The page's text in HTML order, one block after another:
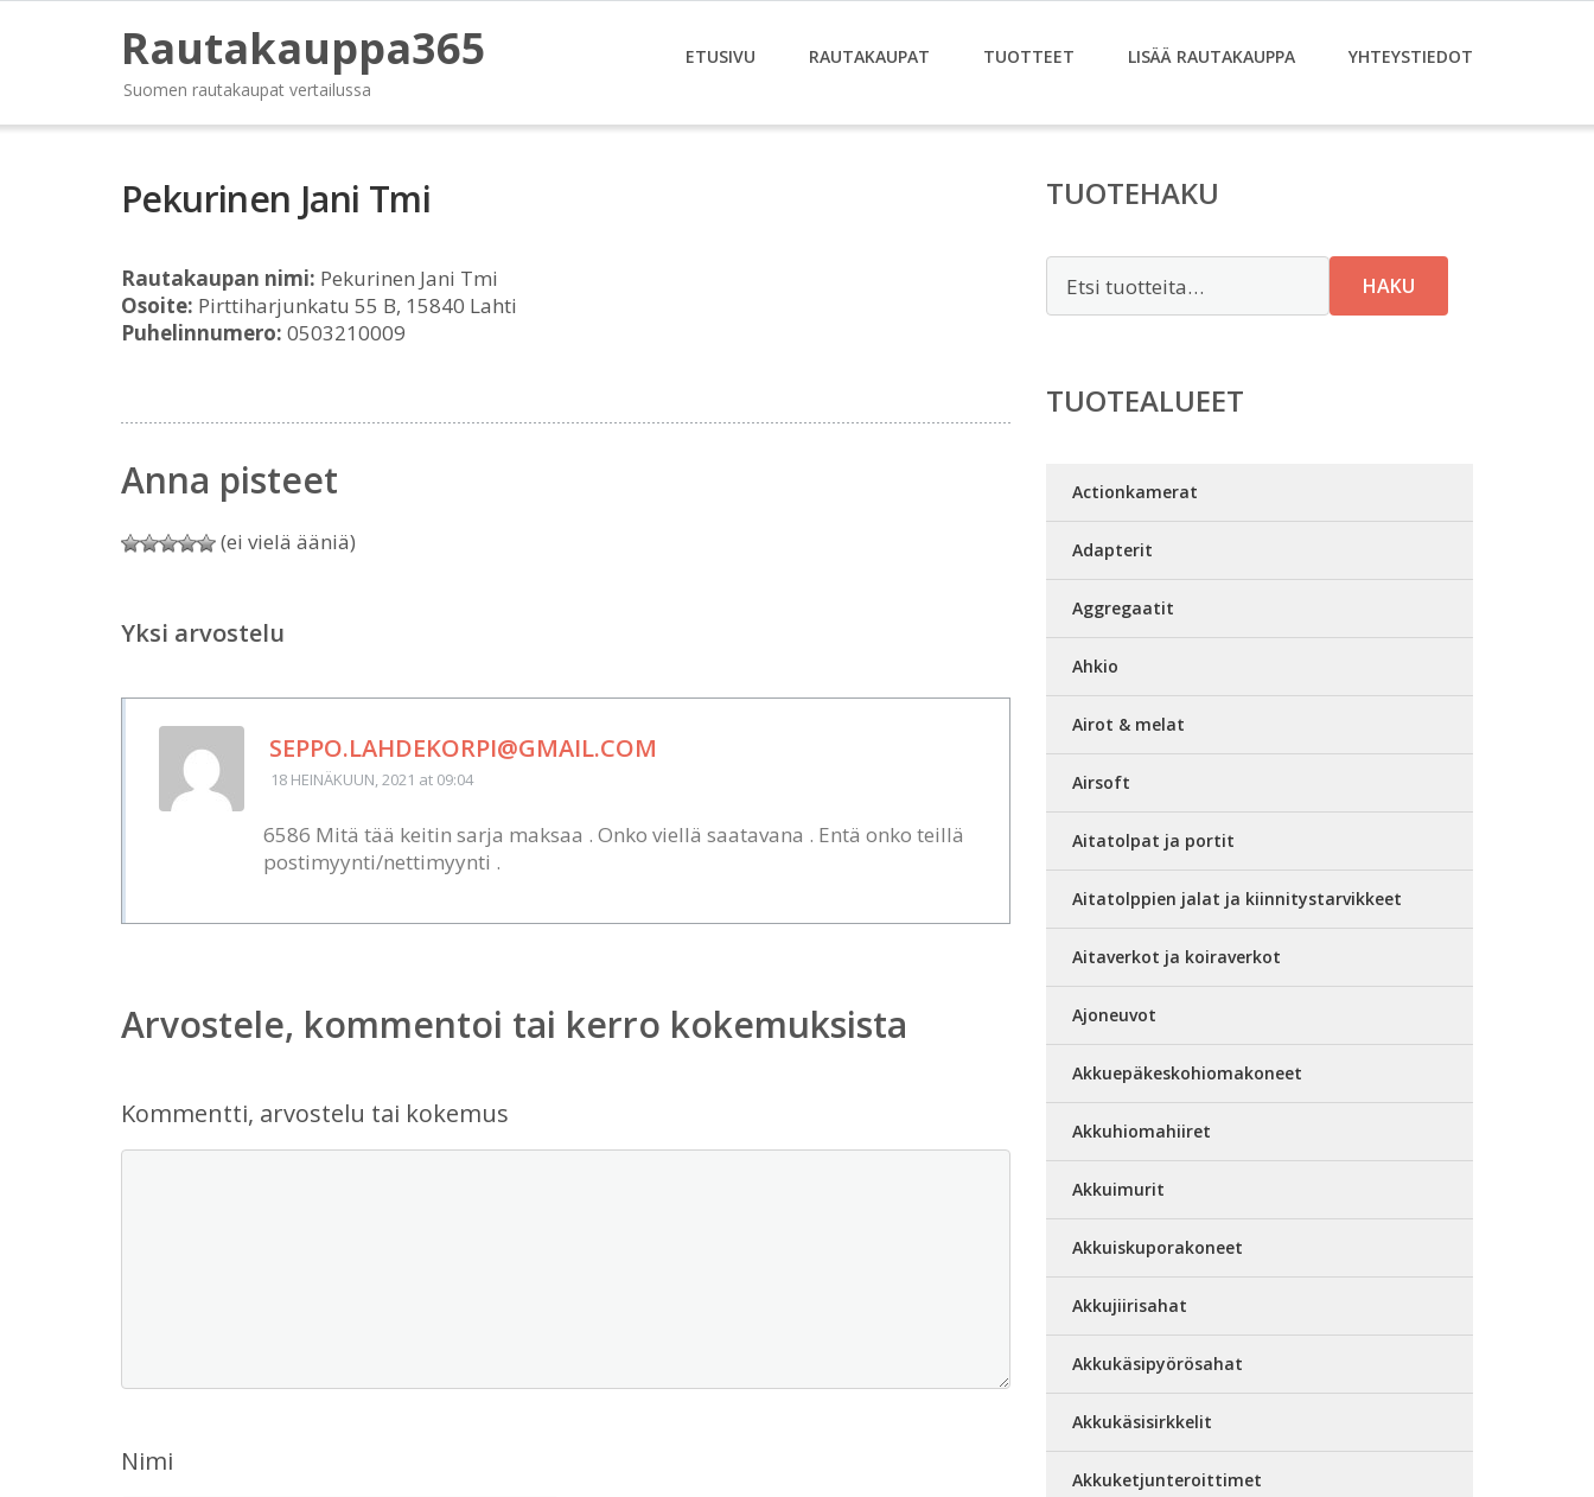
Rautakauppa365
Suomen rautakaupat vertailussa
ETUSIVU RAUTAKAUPAT TUOTTEET LISÄÄ RAUTAKAUPPA YHTEYSTIEDOT
Pekurinen Jani Tmi
Rautakaupan nimi: Pekurinen Jani Tmi
Osoite: Pirttiharjunkatu 55 B, 15840 Lahti
Puhelinnumero: 0503210009
Anna pisteet
(ei vielä ääniä)
Yksi arvostelu
SEPPO.LAHDEKORPI@GMAIL.COM
18 HEINÄKUUN, 2021 at 09:04
6586 Mitä tää keitin sarja maksaa . Onko viellä saatavana . Entä onko teillä
postimyynti/nettimyynti .
Arvostele, kommentoi tai kerro kokemuksista
Kommentti, arvostelu tai kokemus
Nimi
TUOTEHAKU
HAKU
TUOTEALUEET
Actionkamerat
Adapterit
Aggregaatit
Ahkio
Airot & melat
Airsoft
Aitatolpat ja portit
Aitatolppien jalat ja kiinnitystarvikkeet
Aitaverkot ja koiraverkot
Ajoneuvot
Akkuepäkeskohiomakoneet
Akkuhiomahiiret
Akkuimurit
Akkuiskuporakoneet
Akkujiirisahat
Akkukäsipyörösahat
Akkukäsisirkkelit
Akkuketjunteroittimet